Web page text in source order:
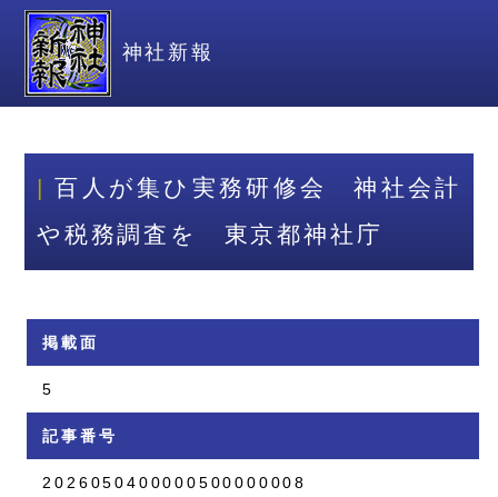
神社新報
百人が集ひ実務研修会 神社会計
や税務調査を 東京都神社庁
掲載面
5
記事番号
2026050400000500000008